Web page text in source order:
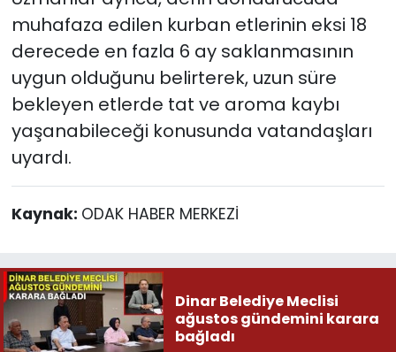
muhafaza edilen kurban etlerinin eksi 18
derecede en fazla 6 ay saklanmasının
uygun olduğunu belirterek, uzun süre
bekleyen etlerde tat ve aroma kaybı
yaşanabileceği konusunda vatandaşları
uyardı.
Kaynak: ODAK HABER MERKEZİ
Dinar Belediye Meclisi
ağustos gündemini karara
bağladı